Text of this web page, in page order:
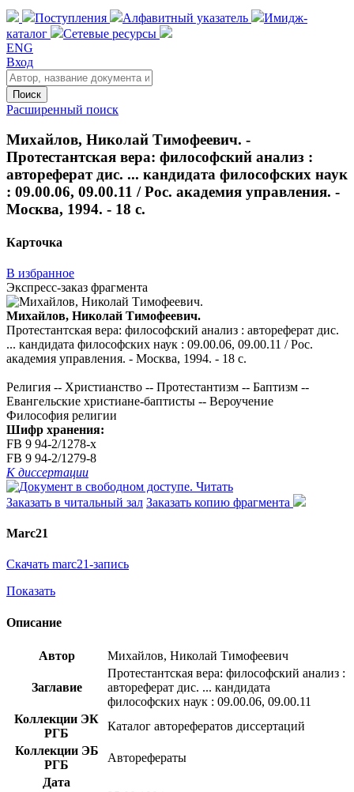
Поступления Алфавитный указатель
Имидж-
каталог
Сетевые ресурсы
ENG
Вход
Поиск
Расширенный поиск
Михайлов, Николай Тимофеевич. -
Протестантская вера: философский анализ :
автореферат дис. ... кандидата философских наук
: 09.00.06, 09.00.11 / Рос. академия управления. -
Москва, 1994. - 18 с.
Карточка
В избранное
Экспресс-заказ фрагмента
Михайлов, Николай Тимофеевич.
Протестантская вера: философский анализ : автореферат дис.
... кандидата философских наук : 09.00.06, 09.00.11 / Рос.
академия управления. - Москва, 1994. - 18 с.
Религия -- Христианство -- Протестантизм -- Баптизм --
Евангельские христиане-баптисты -- Вероучение
Философия религии
Шифр хранения:
FB 9 94-2/1278-x
FB 9 94-2/1279-8
К диссертации
Читать
Заказать в читальный зал Заказать копию фрагмента
Marc21
Скачать marc21-запись
Показать
Описание
Автор Михайлов, Николай Тимофеевич
Заглавие
Протестантская вера: философский анализ :
автореферат дис. ... кандидата
философских наук : 09.00.06, 09.00.11
Коллекции ЭК
РГБ
Каталог авторефератов диссертаций
Коллекции ЭБ
РГБ
Авторефераты
Дата